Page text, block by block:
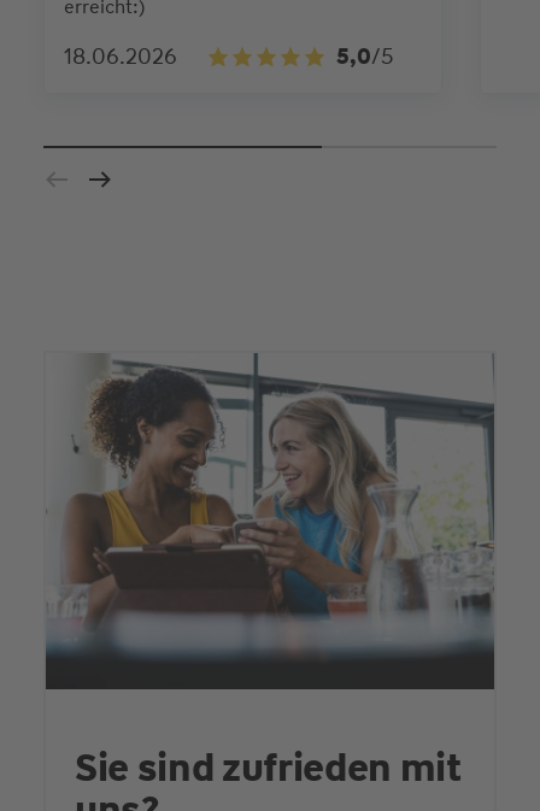
erreicht:)
18.06.2026 5,0/5
Sie sind zufrieden mit